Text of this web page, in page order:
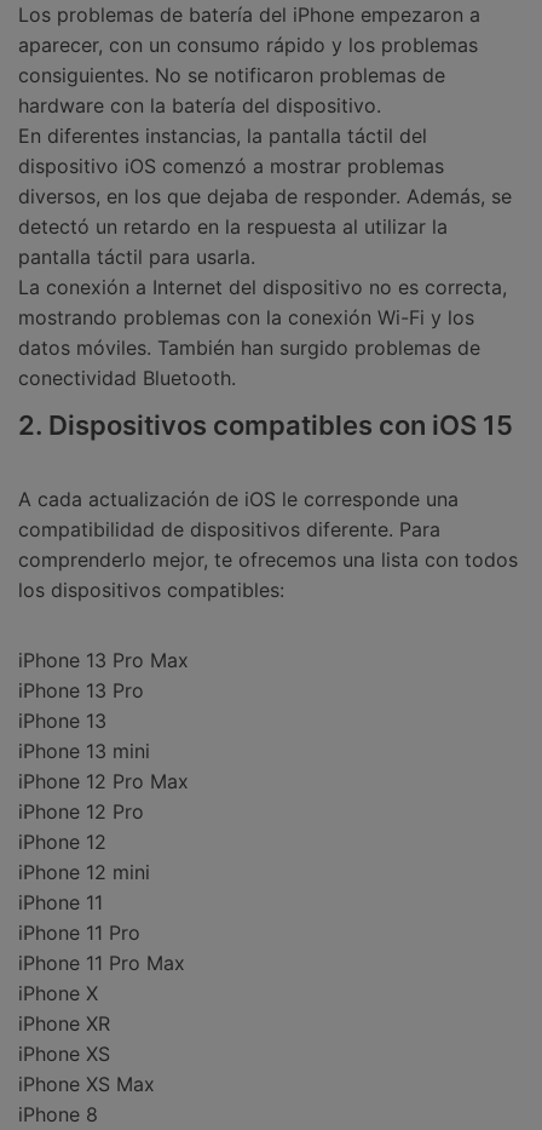
Los problemas de batería del iPhone empezaron a
aparecer, con un consumo rápido y los problemas
consiguientes. No se notificaron problemas de
hardware con la batería del dispositivo.
En diferentes instancias, la pantalla táctil del
dispositivo iOS comenzó a mostrar problemas
diversos, en los que dejaba de responder. Además, se
detectó un retardo en la respuesta al utilizar la
pantalla táctil para usarla.
La conexión a Internet del dispositivo no es correcta,
mostrando problemas con la conexión Wi-Fi y los
datos móviles. También han surgido problemas de
conectividad Bluetooth.
2. Dispositivos compatibles con iOS 15
A cada actualización de iOS le corresponde una
compatibilidad de dispositivos diferente. Para
comprenderlo mejor, te ofrecemos una lista con todos
los dispositivos compatibles:
iPhone 13 Pro Max
iPhone 13 Pro
iPhone 13
iPhone 13 mini
iPhone 12 Pro Max
iPhone 12 Pro
iPhone 12
iPhone 12 mini
iPhone 11
iPhone 11 Pro
iPhone 11 Pro Max
iPhone X
iPhone XR
iPhone XS
iPhone XS Max
iPhone 8